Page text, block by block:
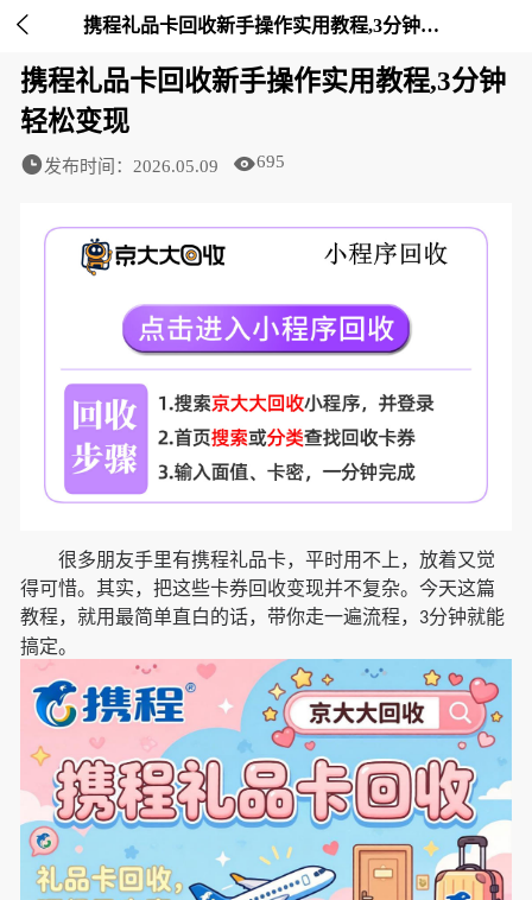
 携程礼品卡回收新手操作实用教程,3分钟轻松变现-京大大回收
携程礼品卡回收新手操作实用教程,3分钟
轻松变现
发布时间：2026.05.09 695
很多朋友手里有携程礼品卡，平时用不上，放着又觉
得可惜。其实，把这些卡券回收变现并不复杂。今天这篇
教程，就用最简单直白的话，带你走一遍流程， 3分钟就能
搞定。